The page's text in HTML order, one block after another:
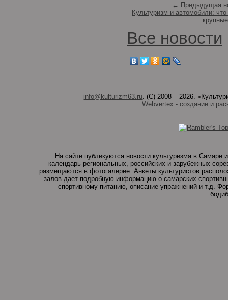
← Предыдущая
Культуризм и автомобили:
Все новости
info@kulturizm63.ru. (C) 2008 – 2026.
Webvertex - создание и
На сайте публикуются новости культуризма в
календарь региональных, российских и зарубежных
размещаются в фотогалерее. Анкеты культуристов
залов дает подробную информацию о самарских
спортивному питанию, описание упражнений и т.д.